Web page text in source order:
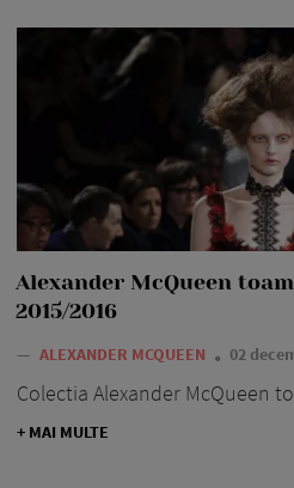
Alexander McQueen
2015/2016
— ALEXANDER MCQUEEN 02
Colectia Alexander McQueen
+ MAI MULTE